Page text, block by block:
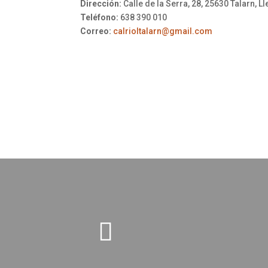
Dirección: Calle de la Serra, 28, 25630 Talarn,
Teléfono: 638 390 010
Correo: calrioltalarn@gmail.com